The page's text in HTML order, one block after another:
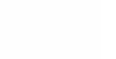
контуром)